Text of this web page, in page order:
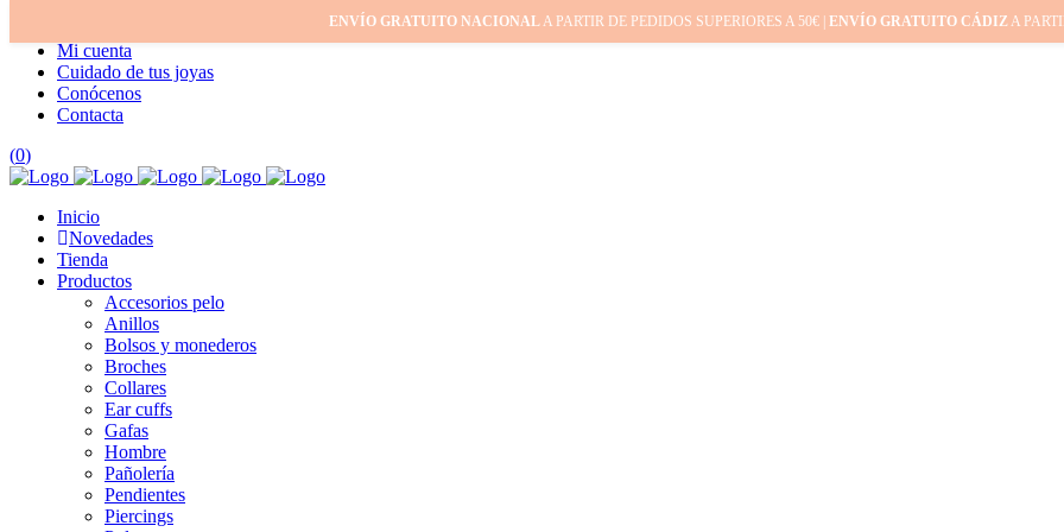
Mi cuenta
Cuidado de tus joyas
Conócenos
Contacta
(0)
Inicio
Novedades
Tienda
Productos
Accesorios pelo
Anillos
Bolsos y monederos
Broches
Collares
Ear cuffs
Gafas
Hombre
Pañolería
Pendientes
Piercings
ENVÍO GRATUITO NACIONALA PARTIR DE PEDIDOS SUPERIORES A 50€ | ENVÍO GRATUITO CÁDIZA